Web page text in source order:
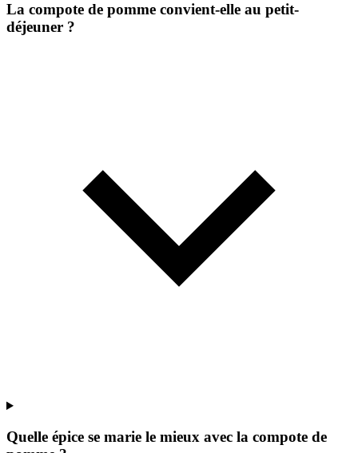
La compote de pomme convient-elle au petit-
déjeuner ?
Quelle épice se marie le mieux avec la compote de